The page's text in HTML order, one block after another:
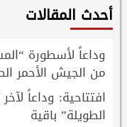
أحدث المقالات
وداعاً لأسطورة
من الجيش الأحمر الصيني
افتتاحية: وداعاً
الطويلة” باقية